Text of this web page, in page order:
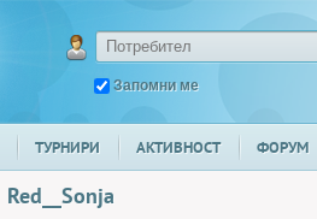
Запомни ме
ТУРНИРИ АКТИВНОСТ ФОРУМ
Red__Sonja